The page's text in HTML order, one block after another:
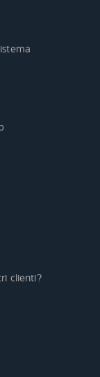
clienti?